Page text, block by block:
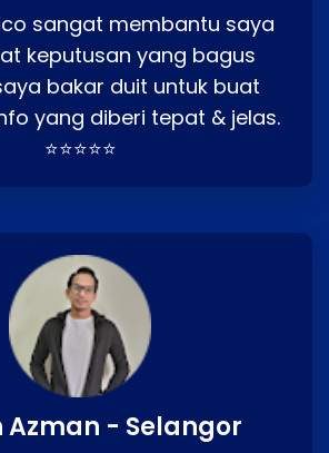
sangat membantu saya
keputusan yang bagus
bakar duit untuk buat
yang diberi tepat & jelas.
⭐⭐⭐⭐⭐
Azman - Selangor